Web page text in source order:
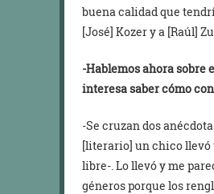
buena calidad que
[José] Kozer y a [Raúl]
-Hablemos ahora sobre
interesa saber cómo
-Se cruzan dos
[literario] un chico llevó
libre-. Lo llevó y me
géneros porque los